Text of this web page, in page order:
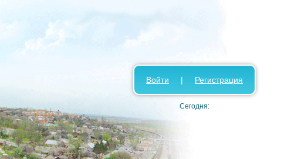
Войти | Регистрация
Сегодня: